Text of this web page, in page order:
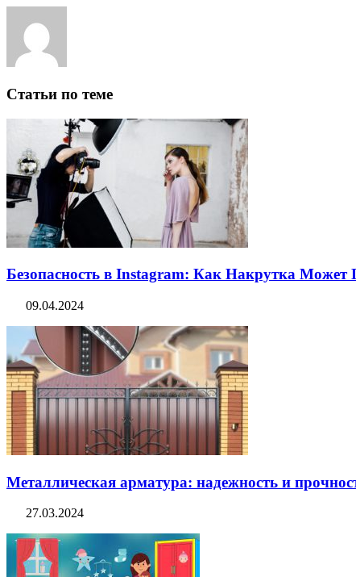
Статьи по теме
Безопасность в Instagram: Как Накрутка
09.04.2024
Металлическая арматура: надежность и
27.03.2024